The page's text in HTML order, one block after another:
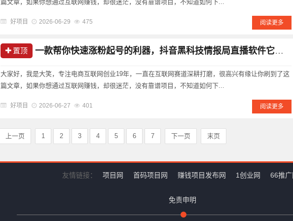
篇文章，如果你想通过互联网赚钱，却很迷茫，没有靠谱项目，不知道如何下...
好项目 2026-06-29 475 阅读更多
置顶 一款帮你快速涨粉起号的利器，抖音黑科技情报局直播软件它有何魅力所在?
大家好，我是大笑，专注电商互联网创业19年，一直在互联网赛道深耕打磨，很高兴有缘让你刷到了这
篇文章，如果你想通过互联网赚钱，却很迷茫，没有靠谱项目，不知道如何下...
好项目 2026-06-27 401 阅读更多
上一页 1 2 3 4 5 6 7 下一页 末页
友情链接： 项目网 首码项目网 赚钱项目发布网 1创业网 66推
免责申明